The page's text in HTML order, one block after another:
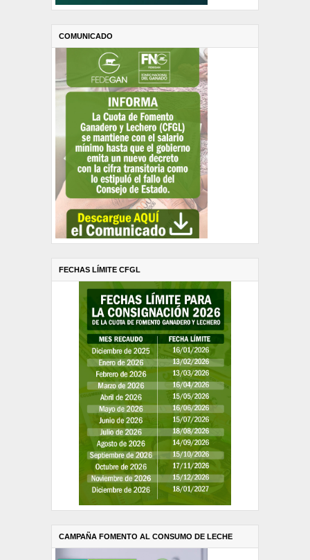
COMUNICADO
FECHAS LÍMITE CFGL
CAMPAÑA FOMENTO AL CONSUMO DE LECHE